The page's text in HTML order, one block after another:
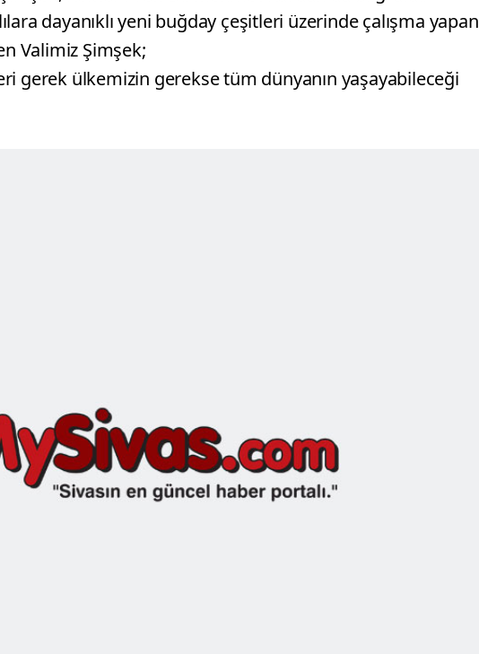
dayanıklı yeni buğday çeşitleri üzerinde çalışma yapan
Valimiz Şimşek;
gerek ülkemizin gerekse tüm dünyanın yaşayabileceği